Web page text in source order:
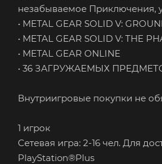
незабываемое Приключения,
• METAL GEAR SOLID V:
• METAL GEAR SOLID V: THE
• METAL GEAR ONLINE
• 36 ЗАГРУЖАЕМЫХ
Внутриигровые покупки не
1 игрок
Сетевая игра: 2-16 чел. Для
PlayStation®Plus